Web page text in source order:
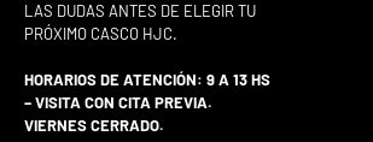
LAS DUDAS ANTES DE ELEGIR TU
PRÓXIMO CASCO HJC.
HORARIOS DE ATENCIÓN: 9 A 13 HS
– VISITA CON CITA PREVIA.
VIERNES CERRADO.